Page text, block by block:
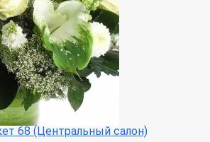
68 (Центральный салон)